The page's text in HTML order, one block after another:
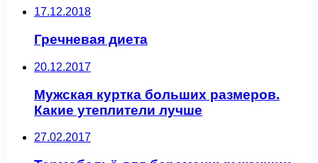
17.12.2018
Гречневая диета
20.12.2017
Мужская куртка больших размеров.
Какие утеплители лучше
27.02.2017